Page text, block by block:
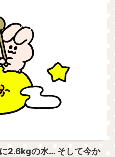
2.6kgの水… そして今か